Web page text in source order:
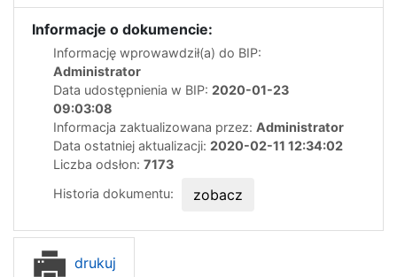
Informacje o dokumencie:
Informację wprowawdził(a) do BIP:
Administrator
Data udostępnienia w BIP: 2020-01-23
09:03:08
Informacja zaktualizowana przez: Administrator
Data ostatniej aktualizacji: 2020-02-11 12:34:02
Liczba odsłon: 7173
Historia dokumentu:
zobacz
drukuj